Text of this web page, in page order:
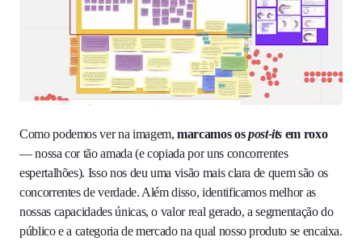
Como podemos ver na imagem,marcamos ospost-its em roxo
— nossa cor tão amada (e copiada por uns concorrentes
espertalhões). Isso nos deu uma visão mais clara de quem são os
concorrentes de verdade. Além disso, identificamos melhor as
nossas capacidades únicas, o valor real gerado, a segmentação do
público e a categoria de mercado na qual nosso produto se encaixa.